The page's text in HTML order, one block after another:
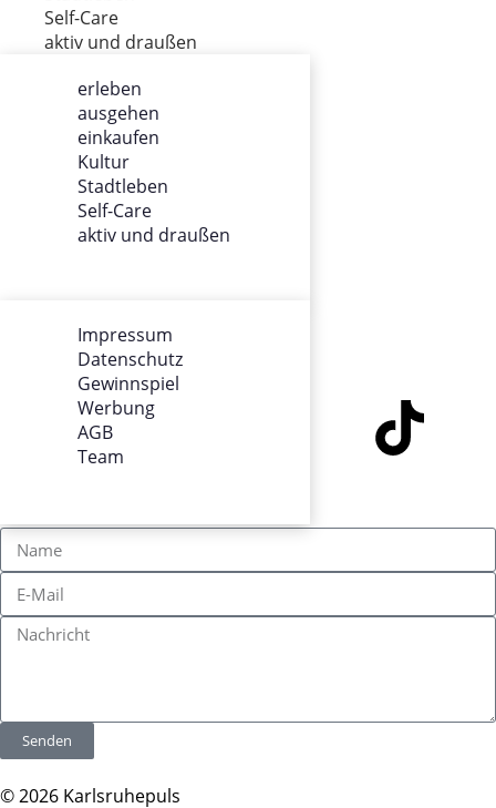
Self-Care
aktiv und draußen
erleben
ausgehen
einkaufen
Kultur
Stadtleben
Self-Care
aktiv und draußen
ÜBER UNS
Impressum
Datenschutz
Gewinnspiel
Werbung
Impressum
Datenschutz
Gewinnspiel
Werbung
AGB
Team
Senden
© 2026 Karlsruhepuls